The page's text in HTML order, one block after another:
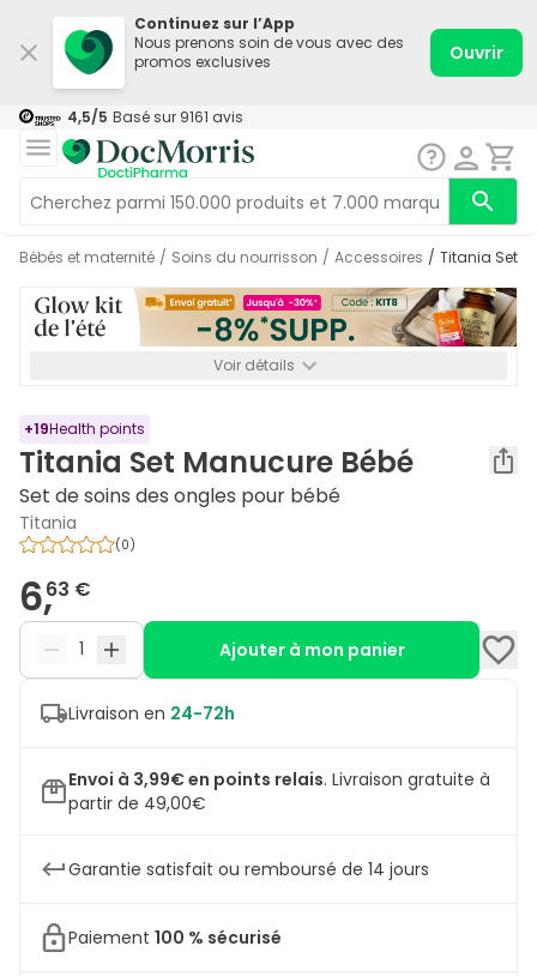
Continuez sur l’App
Nous prenons soin de vous avec des
promos exclusives
Ouvrir
4,5/5 Basé sur 9161 avis
Bébés et maternité / Soins du nourrisson / Accessoires / Titania Set
Voir détails
+19Health points
Titania Set Manucure Bébé
Set de soins des ongles pour bébé
Titania
(0)
6,63 €
Ajouter à mon panier
Livraison en 24-72h
Envoi à 3,99€ en points relais. Livraison gratuite à
partir de 49,00€
Garantie satisfait ou remboursé de 14 jours
Paiement 100 % sécurisé